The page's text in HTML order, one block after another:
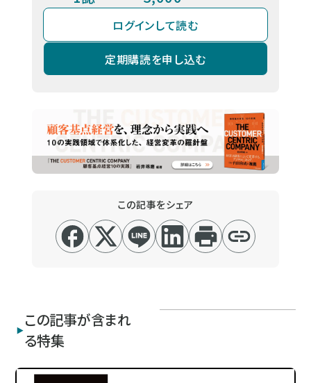
ログインして読む
定期購読を申し込む
この記事をシェア
この記事が含まれ
る特集